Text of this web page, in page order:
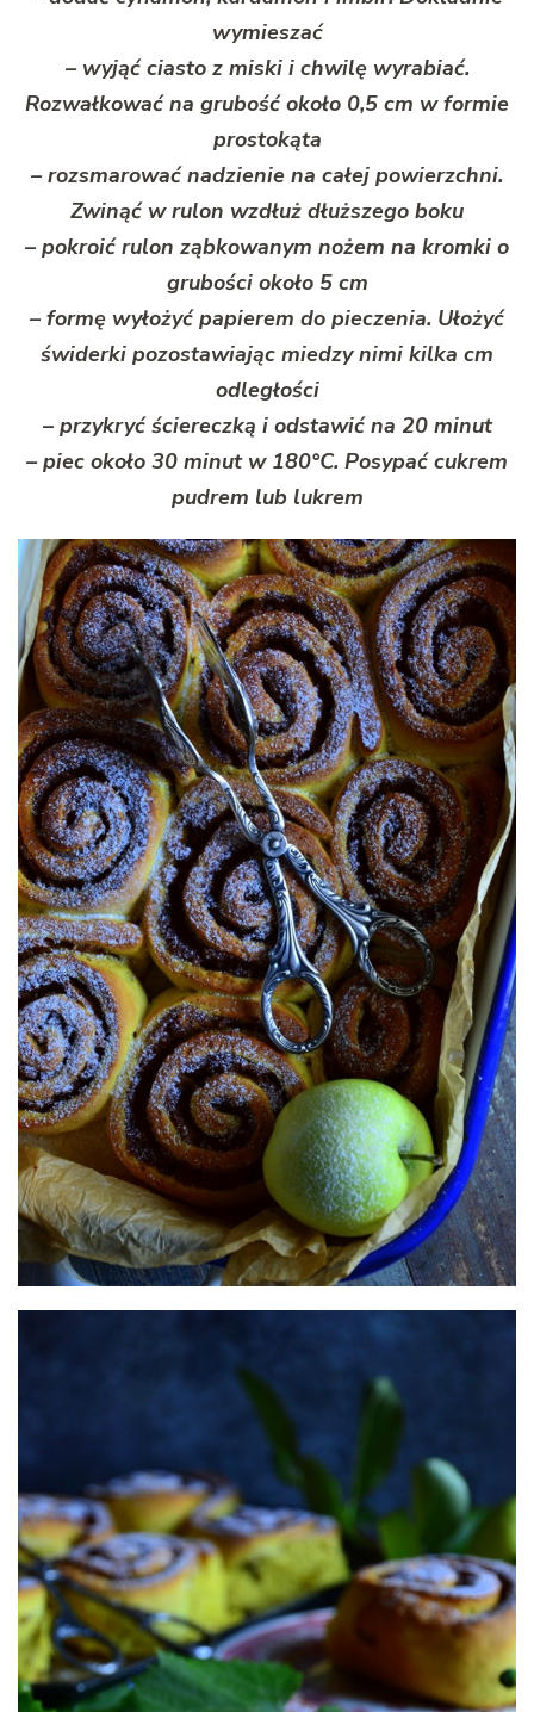
wymieszać
– wyjąć ciasto z miski i chwilę wyrabiać.
Rozwałkować na grubość około 0,5 cm w formie
prostokąta
– rozsmarować nadzienie na całej powierzchni.
Zwinąć w rulon wzdłuż dłuższego boku
– pokroić rulon ząbkowanym nożem na kromki o
grubości około 5 cm
– formę wyłożyć papierem do pieczenia. Ułożyć
świderki pozostawiając miedzy nimi kilka cm
odległości
– przykryć ściereczką i odstawić na 20 minut
– piec około 30 minut w 180°C. Posypać cukrem
pudrem lub lukrem